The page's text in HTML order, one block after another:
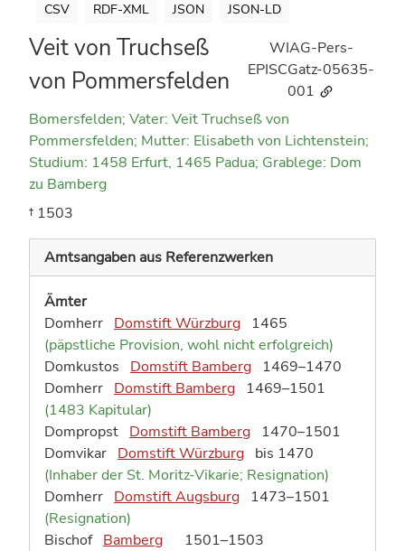
CSV RDF-XML JSON JSON-LD
Veit von Truchseß
von Pommersfelden
WIAG-Pers-
EPISCGatz-05635-
001
Bomersfelden; Vater: Veit Truchseß von
Pommersfelden; Mutter: Elisabeth von Lichtenstein;
Studium: 1458 Erfurt, 1465 Padua; Grablege: Dom
zu Bamberg
† 1503
Amtsangaben aus Referenzwerken
Ämter
Domherr Domstift Würzburg
1465
(päpstliche Provision, wohl nicht erfolgreich)
Domkustos
Domstift Bamberg
1469–1470
Domherr Domstift Bamberg
1469–1501
(1483 Kapitular)
Dompropst Domstift Bamberg
1470–1501
Domvikar Domstift Würzburg bis 1470
(Inhaber der St. Moritz-Vikarie; Resignation)
Domherr Domstift Augsburg
1473–1501
(Resignation)
Bischof Bamberg 1501–1503